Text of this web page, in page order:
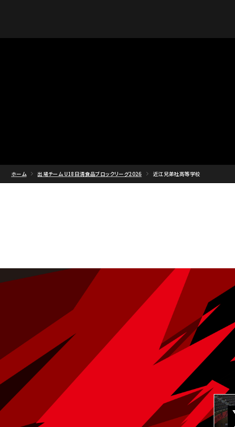
ホーム 出場チーム U18日清食品ブロックリーグ2026 近江兄弟社高等学校